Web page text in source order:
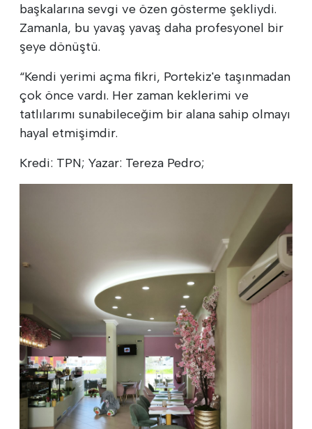
başkalarına sevgi ve özen gösterme şekliydi.
Zamanla, bu yavaş yavaş daha profesyonel bir
şeye dönüştü.
“Kendi yerimi açma fikri, Portekiz'e taşınmadan
çok önce vardı. Her zaman keklerimi ve
tatlılarımı sunabileceğim bir alana sahip olmayı
hayal etmişimdir.
Kredi: TPN; Yazar: Tereza Pedro;